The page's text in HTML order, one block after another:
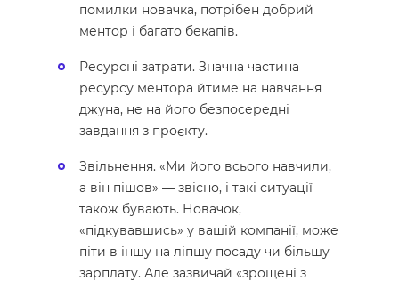
помилки новачка, потрібен добрий
ментор і багато бекапів.
Ресурсні затрати. Значна частина
ресурсу ментора йтиме на навчання
джуна, не на його безпосередні
завдання з проєкту.
Звільнення. «Ми його всього навчили,
а він пішов» — звісно, і такі ситуації
також бувають. Новачок,
«підкувавшись» у вашій компанії, може
піти в іншу на ліпшу посаду чи більшу
зарплату. Але зазвичай «зрощені з